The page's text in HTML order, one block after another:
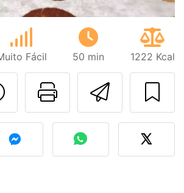
Fácil 50 min 1222 Kcal
Imprima
Falar com o autor
receita?